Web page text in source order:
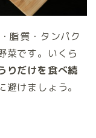
脂質・タンパク
菜です。いくら
りだけを食べ続
避けましょう。